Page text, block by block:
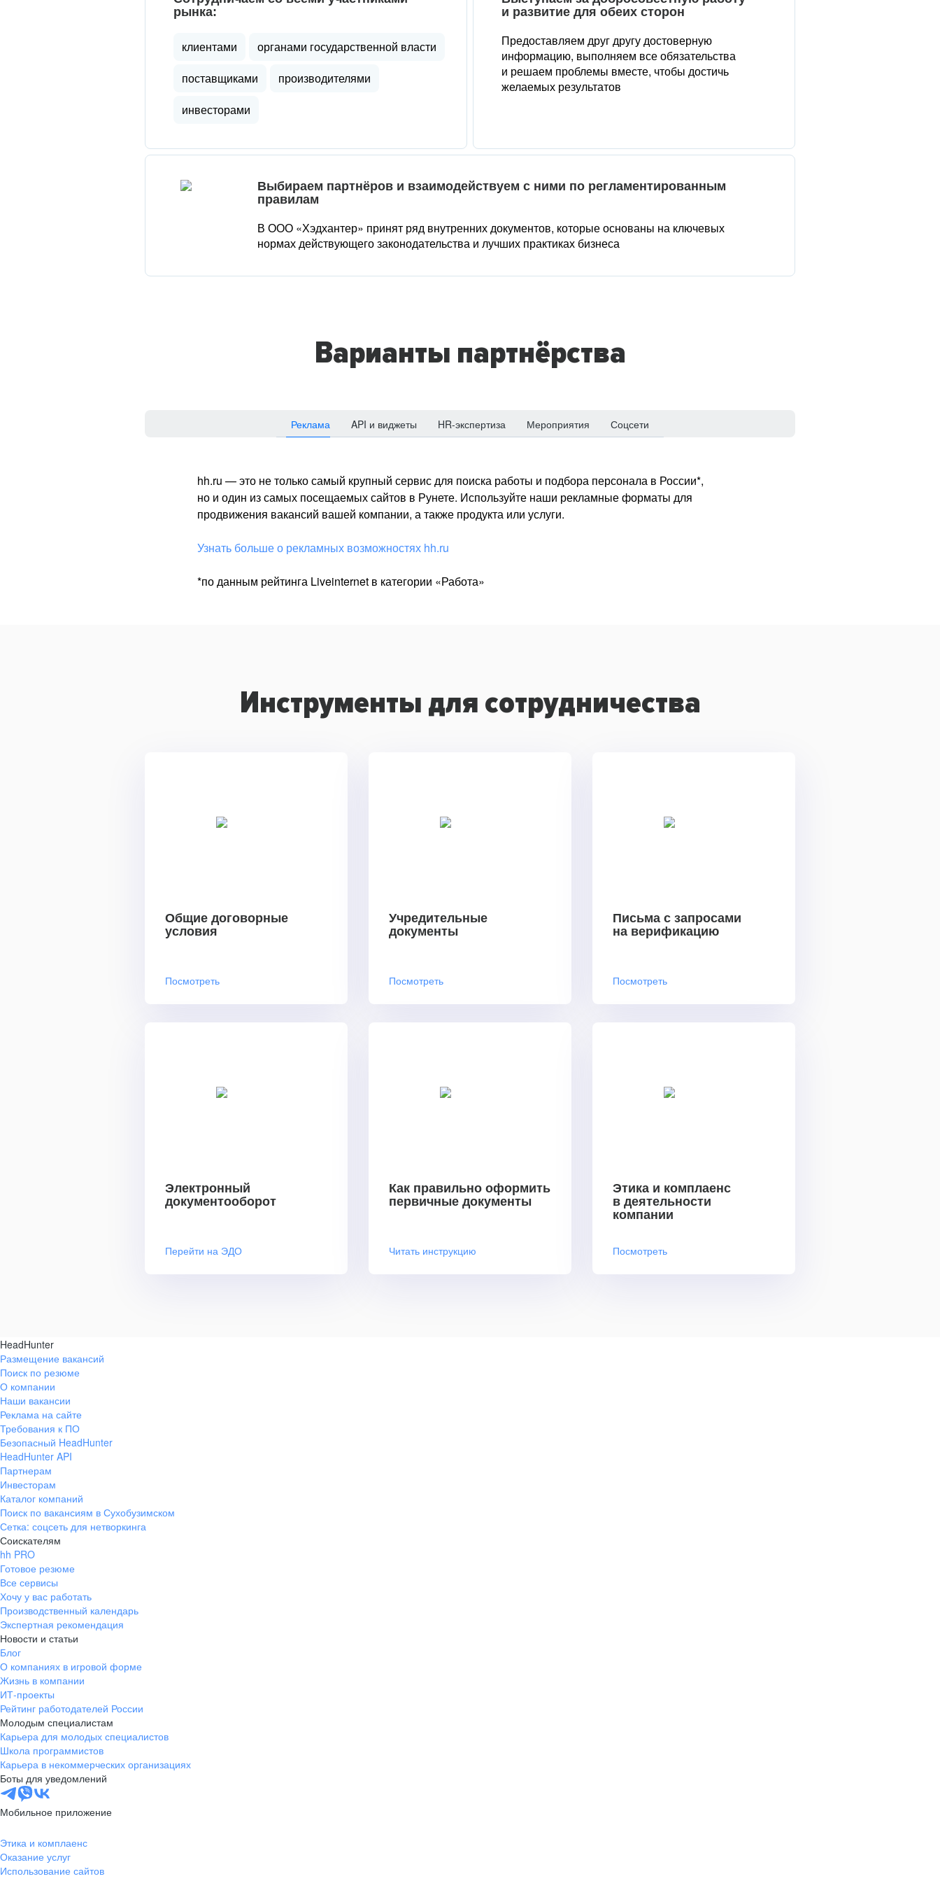
рынка:
клиентами
органами государственной власти
поставщиками
производителями
инвесторами
и развитие для обеих сторон
Предоставляем друг другу достоверную
информацию, выполняем все обязательства
и решаем проблемы вместе, чтобы достичь
желаемых результатов
Выбираем партнёров и взаимодействуем с ними по регламентированным
правилам
В ООО «Хэдхантер» принят ряд внутренних документов, которые основаны на ключевых
нормах действующего законодательства и лучших практиках бизнеса
Варианты партнёрства
Реклама API и виджеты HR-экспертиза Мероприятия Соцсети
hh.ru — это не только самый крупный сервис для поиска работы и подбора персонала в России*,
но и один из самых посещаемых сайтов в Рунете. Используйте наши рекламные форматы для
продвижения вакансий вашей компании, а также продукта или услуги.
Узнать больше о рекламных возможностях hh.ru
*по данным рейтинга Liveinternet в категории «Работа»
Инструменты для сотрудничества
Общие договорные
условия
Посмотреть
Учредительные
документы
Посмотреть
Письма с запросами
на верификацию
Посмотреть
Электронный
документооборот
Перейти на ЭДО
Как правильно оформить
первичные документы
Читать инструкцию
Этика и комплаенс
в деятельности
компании
Посмотреть
HeadHunter
Размещение вакансий
Поиск по резюме
О компании
Наши вакансии
Реклама на сайте
Требования к ПО
Безопасный HeadHunter
HeadHunter API
Партнерам
Инвесторам
Каталог компаний
Поиск по вакансиям в Сухобузимском
Сетка: соцсеть для нетворкинга
Соискателям
hh PRO
Готовое резюме
Все сервисы
Хочу у вас работать
Производственный календарь
Экспертная рекомендация
Новости и статьи
Блог
О компаниях в игровой форме
Жизнь в компании
ИТ-проекты
Рейтинг работодателей России
Молодым специалистам
Карьера для молодых специалистов
Школа программистов
Карьера в некоммерческих организациях
Боты для уведомлений
Мобильное приложение
Этика и комплаенс
Оказание услуг
Использование сайтов